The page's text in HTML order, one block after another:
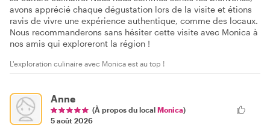
avons apprécié chaque dégustation lors de la visite et étions
ravis de vivre une expérience authentique, comme des locaux.
Nous recommanderons sans hésiter cette visite avec Monica à
nos amis qui exploreront la région !
L'exploration culinaire avec Monica est au top !
Anne
(À propos du local Monica)
5 août 2026